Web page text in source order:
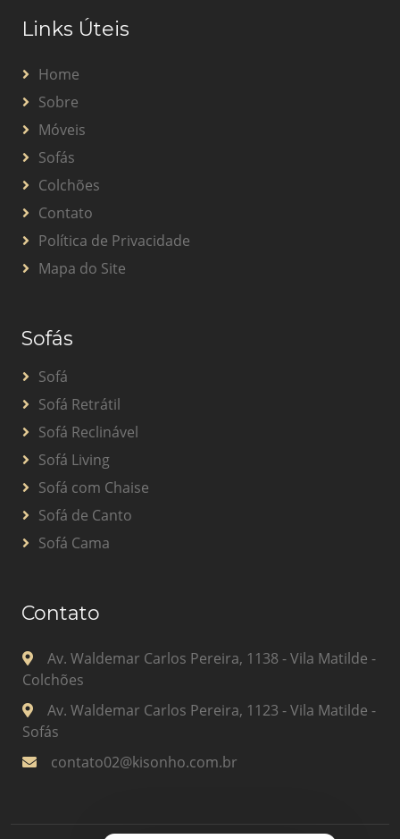
Links Úteis
Home
Sobre
Móveis
Sofás
Colchões
Contato
Política de Privacidade
Mapa do Site
Sofás
Sofá
Sofá Retrátil
Sofá Reclinável
Sofá Living
Sofá com Chaise
Sofá de Canto
Sofá Cama
Contato
Av. Waldemar Carlos Pereira, 1138 - Vila Matilde -
Colchões
Av. Waldemar Carlos Pereira, 1123 - Vila Matilde -
Sofás
contato02@kisonho.com.br